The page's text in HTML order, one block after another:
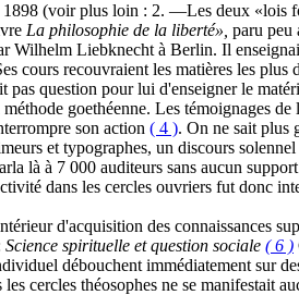
1898 (voir plus loin : 2. —Les deux «lois
La philosophie de la liberté», paru peu
Wilhelm Liebknecht à Berlin. Il
cours recouvraient les matières les plus
pas question pour lui d'enseigner le
goethéenne. Les témoignages de
son action ( 4 ). On ne sait plus
et typographes, un discours
là à 7 000 auditeurs sans aucun
dans les cercles ouvriers fut donc
d'acquisition des connaissances
Science spirituelle et question sociale ( 6 )
débouchent immédiatement sur
cercles théosophes ne se manifestait